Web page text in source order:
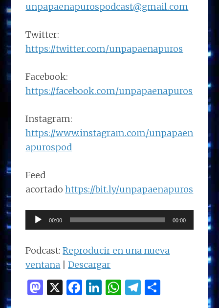
unpapaenapurospodcast@gmail.com
Twitter:
https://twitter.com/unpapaenapuros
Facebook:
https://facebook.com/unpapaenapuros
Instagram:
https://www.instagram.com/unpapaen
apurospod
Feed
acortadohttps://bit.ly/unpapaenapuros
Reproductor
de
audio
00:00 00:00
Podcast:Reproducir en una nueva
ventana |Descargar
M X F
Li W T